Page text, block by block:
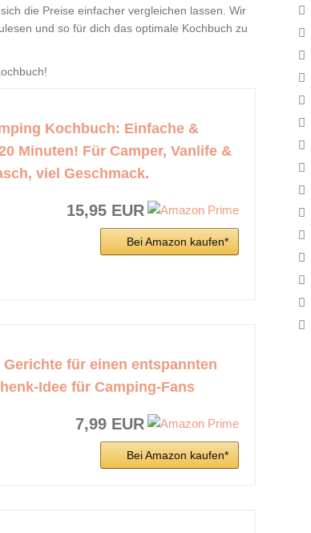
die Preise einfacher vergleichen lassen. Wir
und so für dich das optimale Kochbuch zu
Kochbuch: Einfache &
Minuten! Für Camper, Vanlife &
viel Geschmack.
15,95 EUR
Bei Amazon kaufen*
Gerichte für einen entspannten
Idee für Camping-Fans
7,99 EUR
Bei Amazon kaufen*